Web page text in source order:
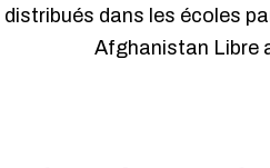
distribués dans les écoles
Afghanistan Libre